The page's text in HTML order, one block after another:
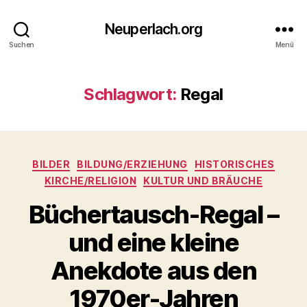
Suchen
Neuperlach.org
Menü
Schlagwort: Regal
Kategorien
BILDER BILDUNG/ERZIEHUNG
HISTORISCHES
KIRCHE/RELIGION
KULTUR UND BRÄUCHE
Büchertausch-Regal –
und eine kleine
Anekdote aus den
1970er-Jahren